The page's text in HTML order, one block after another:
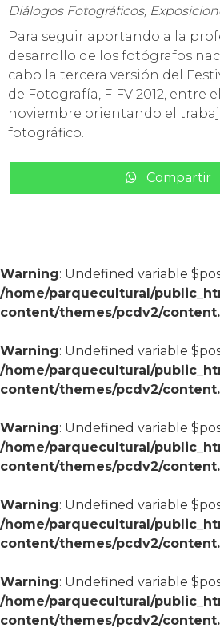
Diálogos Fotográficos,
Para seguir aportando a la
desarrollo de los fotógrafos
cabo la tercera versión del
de Fotografía, FIFV 2012, entre
noviembre orientando el
fotográfico.
Compartir
Warning: Undefined variable
/home/parquecultural/
content/themes/pcdv2/
Warning: Undefined variable
/home/parquecultural/
content/themes/pcdv2/
Warning: Undefined variable
/home/parquecultural/
content/themes/pcdv2/
Warning: Undefined variable
/home/parquecultural/
content/themes/pcdv2/
Warning: Undefined variable
/home/parquecultural/
content/themes/pcdv2/